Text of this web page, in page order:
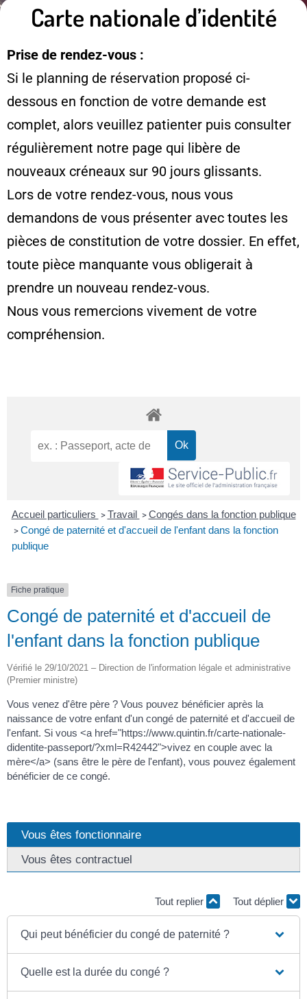
Carte nationale d’identité
Prise de rendez-vous :
Si le planning de réservation proposé ci-
dessous en fonction de votre demande est
complet, alors veuillez patienter puis consulter
régulièrement notre page qui libère de
nouveaux créneaux sur 90 jours glissants.
Lors de votre rendez-vous, nous vous
demandons de vous présenter avec toutes les
pièces de constitution de votre dossier. En effet,
toute pièce manquante vous obligerait à
prendre un nouveau rendez-vous.
Nous vous remercions vivement de votre
compréhension.
Accueil particuliers > Travail > Congés dans la fonction publique
> Congé de paternité et d'accueil de l'enfant dans la fonction
publique
Fiche pratique
Congé de paternité et d'accueil de
l'enfant dans la fonction publique
Vérifié le 29/10/2021 – Direction de l'information légale et administrative
(Premier ministre)
Vous venez d'être père ? Vous pouvez bénéficier après la
naissance de votre enfant d'un congé de paternité et d'accueil de
l'enfant. Si vous <a href="https://www.quintin.fr/carte-nationale-
didentite-passeport/?xml=R42442">vivez en couple avec la
mère</a> (sans être le père de l'enfant), vous pouvez également
bénéficier de ce congé.
Vous êtes fonctionnaire
Vous êtes contractuel
Tout replier Tout déplier
Qui peut bénéficier du congé de paternité ?
Quelle est la durée du congé ?